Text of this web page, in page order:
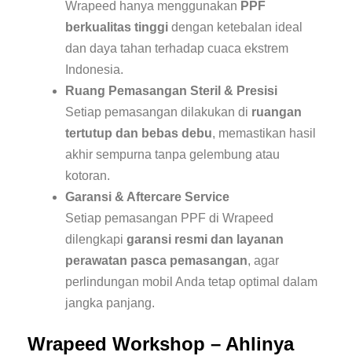
Wrapeed hanya menggunakan PPF
berkualitas tinggi dengan ketebalan ideal
dan daya tahan terhadap cuaca ekstrem
Indonesia.
Ruang Pemasangan Steril & Presisi
Setiap pemasangan dilakukan di ruangan
tertutup dan bebas debu, memastikan hasil
akhir sempurna tanpa gelembung atau
kotoran.
Garansi & Aftercare Service
Setiap pemasangan PPF di Wrapeed
dilengkapi garansi resmi dan layanan
perawatan pasca pemasangan, agar
perlindungan mobil Anda tetap optimal dalam
jangka panjang.
Wrapeed Workshop – Ahlinya